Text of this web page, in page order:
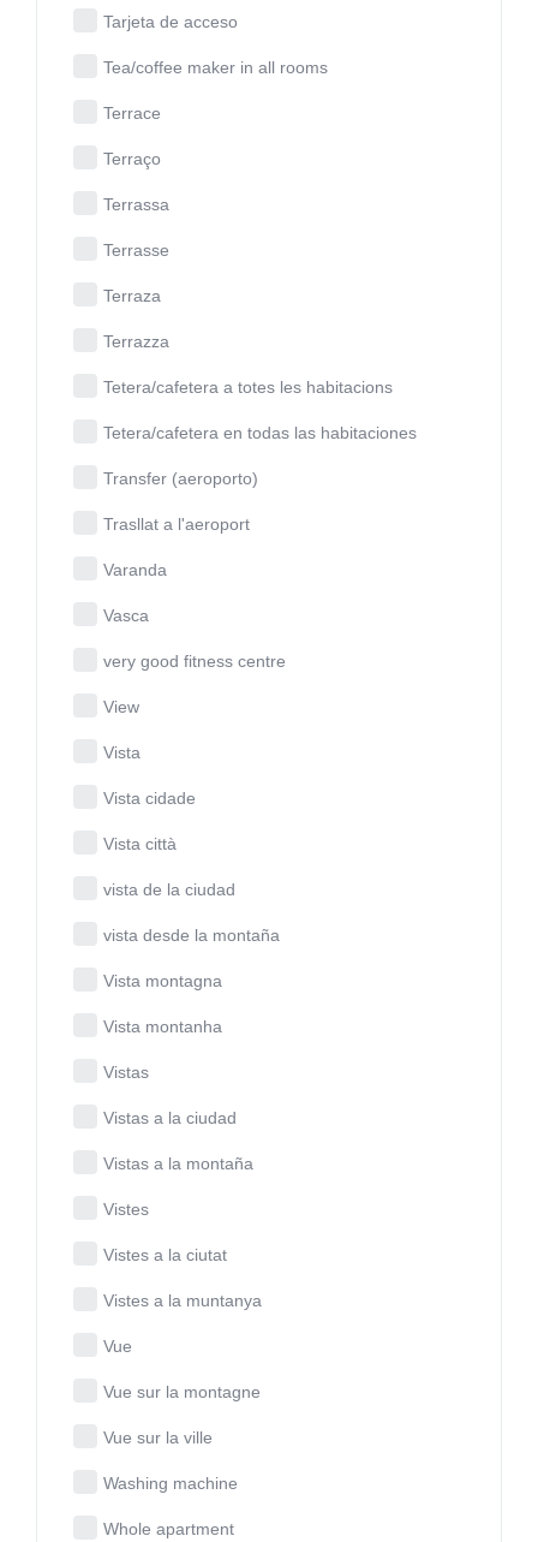
Tarjeta de acceso
Tea/coffee maker in all rooms
Terrace
Terraço
Terrassa
Terrasse
Terraza
Terrazza
Tetera/cafetera a totes les habitacions
Tetera/cafetera en todas las habitaciones
Transfer (aeroporto)
Trasllat a l'aeroport
Varanda
Vasca
very good fitness centre
View
Vista
Vista cidade
Vista città
vista de la ciudad
vista desde la montaña
Vista montagna
Vista montanha
Vistas
Vistas a la ciudad
Vistas a la montaña
Vistes
Vistes a la ciutat
Vistes a la muntanya
Vue
Vue sur la montagne
Vue sur la ville
Washing machine
Whole apartment